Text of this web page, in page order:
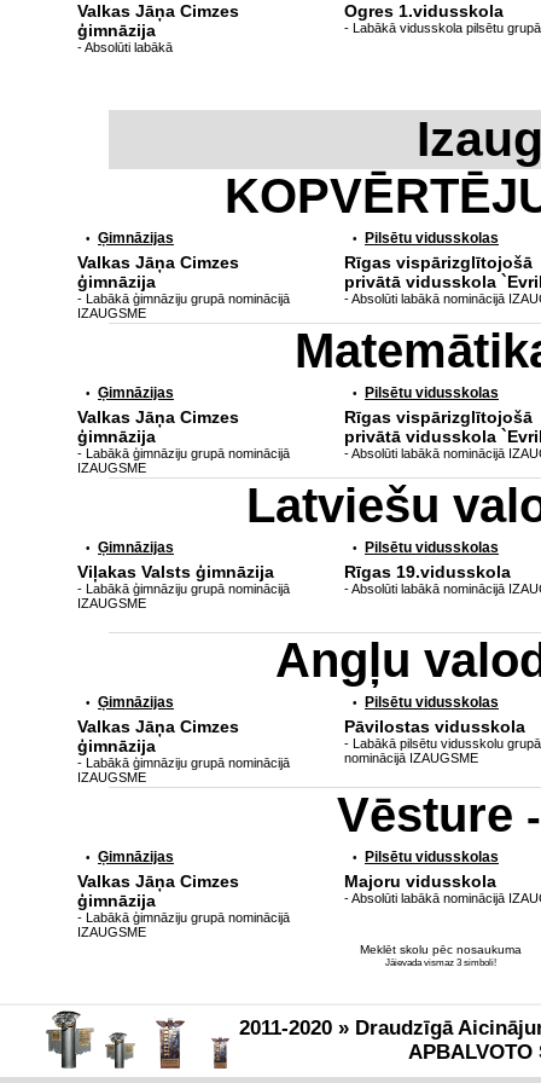
Valkas Jāņa Cimzes
ģimnāzija
- Absolūti labākā
Ogres 1.vidusskola
- Labākā vidusskola pilsētu grupā
• Ģimnāzijas
Valkas Jāņa Cimzes
ģimnāzija
- Labākā ģimnāziju grupā nominācijā
IZAUGSME
• Pilsētu vidusskolas
Rīgas vispārizglītojošā
privātā vidusskola
- Absolūti labākā nominācijā
• Ģimnāzijas
Valkas Jāņa Cimzes
ģimnāzija
- Labākā ģimnāziju grupā nominācijā
IZAUGSME
• Pilsētu vidusskolas
Rīgas vispārizglītojošā
privātā vidusskola
- Absolūti labākā nominācijā
Latviešu
• Ģimnāzijas
Viļakas Valsts ģimnāzija
- Labākā ģimnāziju grupā nominācijā
IZAUGSME
• Pilsētu vidusskolas
Rīgas 19.vidusskola
- Absolūti labākā nominācijā
Angļu
• Ģimnāzijas
Valkas Jāņa Cimzes
ģimnāzija
- Labākā ģimnāziju grupā nominācijā
IZAUGSME
• Pilsētu vidusskolas
Pāvilostas vidusskola
- Labākā pilsētu vidusskolu grupā
nominācijā IZAUGSME
Vēsture
• Ģimnāzijas
Valkas Jāņa Cimzes
ģimnāzija
- Labākā ģimnāziju grupā nominācijā
IZAUGSME
• Pilsētu vidusskolas
Majoru vidusskola
- Absolūti labākā nominācijā
Meklēt skolu pēc nosaukuma
Jāievada vismaz 3 simboli!
2011-2020 » Draudzīgā
APBALVOTO